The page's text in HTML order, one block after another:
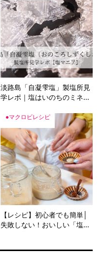
淡路島「自凝雫塩」製塩所見
学レポ｜塩はいのちのミネ...
●マクロビレシピ
【レシピ】初心者でも簡単│
失敗しない！おいしい「塩...